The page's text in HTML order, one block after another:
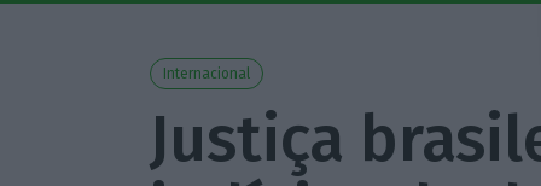
Internacional
Justiça